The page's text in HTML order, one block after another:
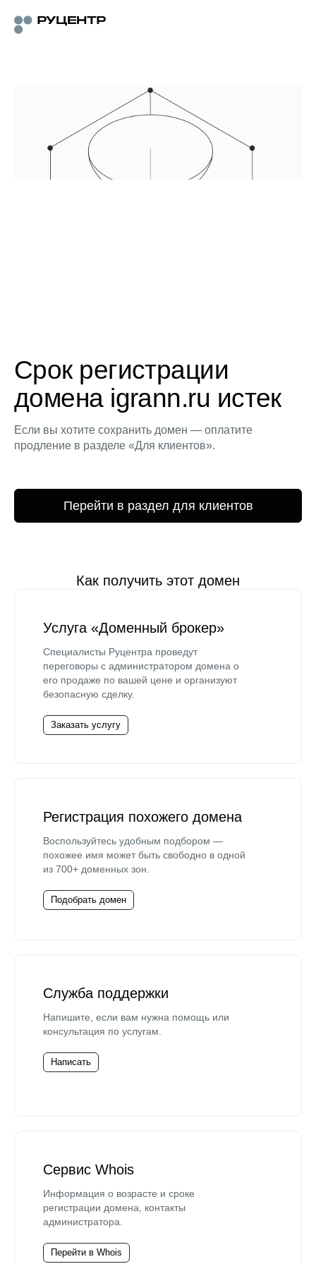
Срок регистрации
домена igrann.ru истек
Если вы хотите сохранить домен — оплатите
продление в разделе «Для клиентов».
Перейти в раздел для клиентов
Как получить этот домен
Услуга «Доменный брокер»
Специалисты Руцентра проведут
переговоры с администратором домена о
его продаже по вашей цене и организуют
безопасную сделку.
Заказать услугу
Регистрация похожего домена
Воспользуйтесь удобным подбором —
похожее имя может быть свободно в одной
из 700+ доменных зон.
Подобрать домен
Служба поддержки
Напишите, если вам нужна помощь или
консультация по услугам.
Написать
Сервис Whois
Информация о возрасте и сроке
регистрации домена, контакты
администратора.
Перейти в Whois